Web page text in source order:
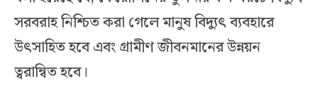
সরবরাহ নিশ্চিত করা গেলে মানুষ বিদ্যুৎ ব্যবহারে
উৎসাহিত হবে এবং গ্রামীণ জীবনমানের উন্নয়ন
ত্বরান্বিত হবে।